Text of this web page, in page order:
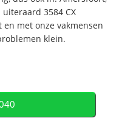
3584 CX
met onze vakmensen
klein.